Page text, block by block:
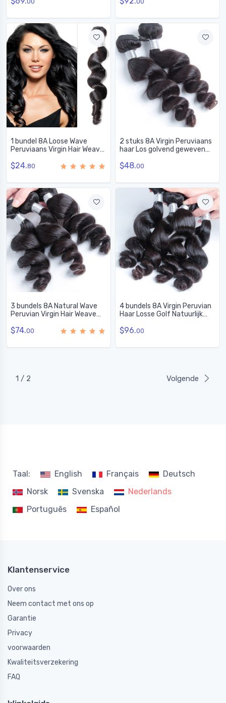
1 bundel 8A Loose Wave
Peruviaans Virgin Hair Weave
$24.80
2 stuks 8A Virgin Peruviaans
haar Los golvend geweven
$48.00
3 bundels 8A Natural Wave
Peruvian Virgin Hair Weave
$74.00
4 bundels 8A Virgin Peruvian
Haar Losse Golf Natuurlijk
$96.00
1 / 2 Volgende
Taal: English Français
Deutsch
Norsk
Svenska
Nederlands
Português
Español
Klantenservice
Over ons
Neem contact met ons op
Garantie
Privacy
voorwaarden
Kwaliteitsverzekering
FAQ